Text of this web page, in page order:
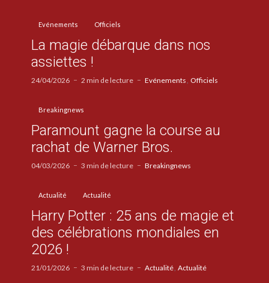
Evénements Officiels
La magie débarque dans nos
assiettes !
24/04/2026 2 min de lecture Evénements Officiels
Breakingnews
Paramount gagne la course au
rachat de Warner Bros.
04/03/2026 3 min de lecture Breakingnews
Actualité Actualité
Harry Potter : 25 ans de magie et
des célébrations mondiales en
2026 !
21/01/2026 3 min de lecture Actualité Actualité